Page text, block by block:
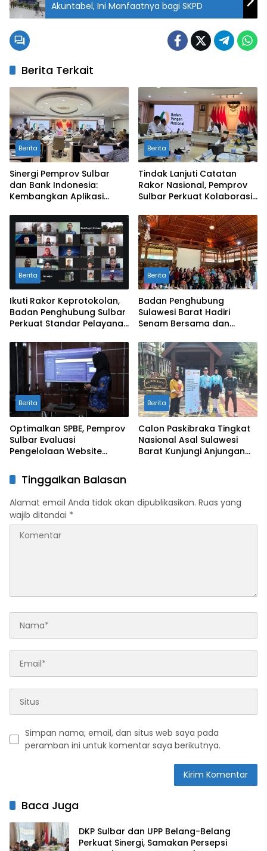
Berita Terkait
Berita
Sinergi Pemprov Sulbar
dan Bank Indonesia:
Kembangkan Aplikasi
Harga Pangan
Berita
Tindak Lanjuti Catatan
Rakor Nasional, Pemprov
Sulbar Perkuat Kolaborasi
BSPS
Berita
Ikuti Rakor Keprotokolan,
Badan Penghubung Sulbar
Perkuat Standar Pelayanan
Berita
Badan Penghubung
Sulawesi Barat Hadiri
Senam Bersama dan
dengan Anjungan Daerah
Berita
Optimalkan SPBE, Pemprov
Sulbar Evaluasi
Pengelolaan Website
Berita
Calon Paskibraka Tingkat
Nasional Asal Sulawesi
Barat Kunjungi Anjungan
Tinggalkan Balasan
Alamat email Anda tidak akan dipublikasikan. Ruas yang
wajib ditandai *
Simpan nama, email, dan situs web saya pada
peramban ini untuk komentar saya berikutnya.
Baca Juga
DKP Sulbar dan UPP Belang-Belang
Perkuat Sinergi, Samakan Persepsi